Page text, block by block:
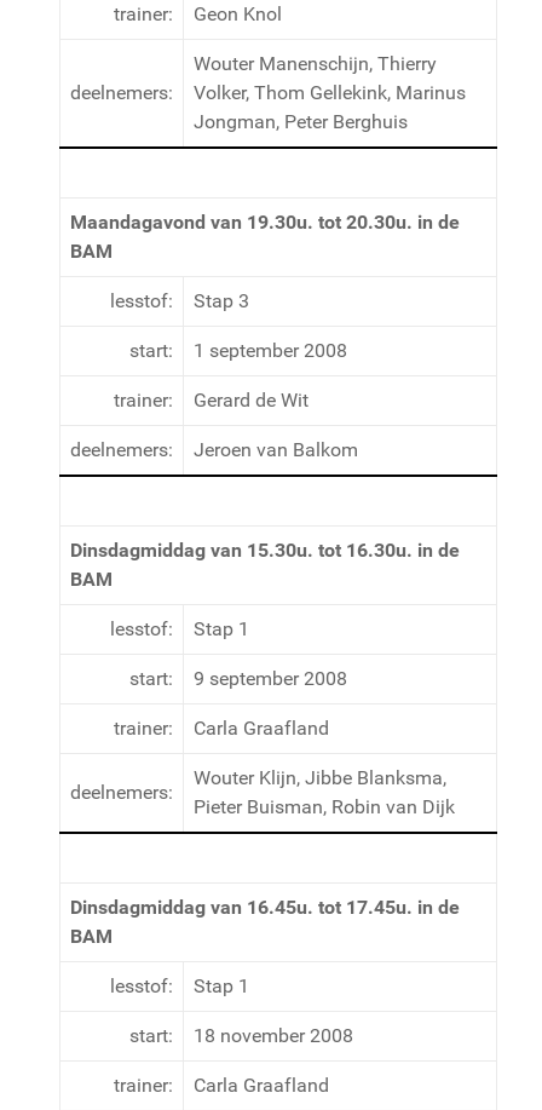
trainer: Geon Knol
deelnemers:
Wouter Manenschijn, Thierry
Volker, Thom Gellekink, Marinus
Jongman, Peter Berghuis
Maandagavond van 19.30u. tot 20.30u. in de
BAM
lesstof: Stap 3
start: 1 september 2008
trainer: Gerard de Wit
deelnemers: Jeroen van Balkom
Dinsdagmiddag van 15.30u. tot 16.30u. in de
BAM
lesstof: Stap 1
start: 9 september 2008
trainer: Carla Graafland
deelnemers:
Wouter Klijn, Jibbe Blanksma,
Pieter Buisman, Robin van Dijk
Dinsdagmiddag van 16.45u. tot 17.45u. in de
BAM
lesstof: Stap 1
start: 18 november 2008
trainer: Carla Graafland